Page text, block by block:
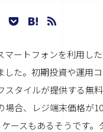
マートフォンを利用し
した。初期投資や運用
タイルが提供する無
合、レジ端末価格が
ースもあるそうです